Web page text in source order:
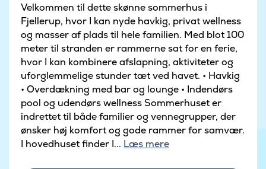
Velkommen til dette skønne sommerhus i
Fjellerup, hvor I kan nyde havkig, privat wellness
og masser af plads til hele familien. Med blot 100
meter til stranden er rammerne sat for en ferie,
hvor I kan kombinere afslapning, aktiviteter og
uforglemmelige stunder tæt ved havet. • Havkig
• Overdækning med bar og lounge • Indendørs
pool og udendørs wellness Sommerhuset er
indrettet til både familier og vennegrupper, der
ønsker høj komfort og gode rammer for samvær.
I hovedhuset finder I... Læs mere